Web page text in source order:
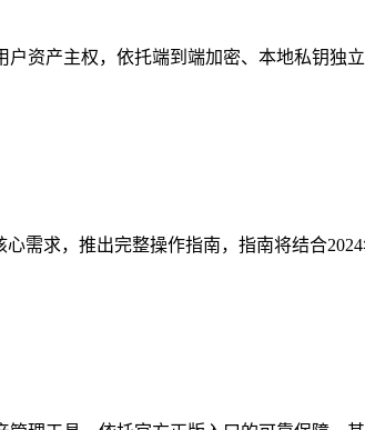
资产主权，依托端到端加密、本地私钥独
需求，推出完整操作指南，指南将结合